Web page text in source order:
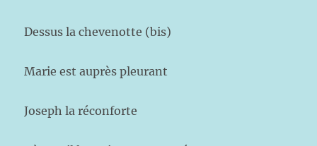
Dessus la chevenotte (bis)
Marie est auprès pleurant
Joseph la réconforte